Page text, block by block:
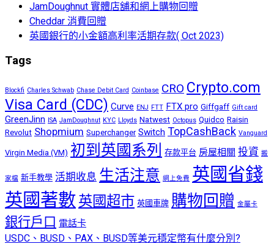
JamDoughnut 實體店舖和網上購物回贈
Cheddar 消費回贈
英國銀行的小金額高利率活期存款( Oct 2023)
Tags
Blockfi Charles Schwab Chase Debit Card Coinbase CRO Crypto.com
Visa Card (CDC) Curve ENJ FTT FTX pro Giffgaff Gift card
GreenJinn ISA JamDoughnut KYC Lloyds Natwest Octopus Quidco Raisin
Revolut Shopmium Superchanger Switch TopCashBack Vanguard
Virgin Media (VM) 初到英國系列 存款平台 房屋相關 投資 搬
家檔 新手教學 活期收息 生活注意 網上免費 英國省錢
英國著數英國超市 英國車牌 購物回贈 金屬卡
銀行戶口 電話卡
USDC、BUSD、PAX、BUSD等美元穩定幣有什麼分別?